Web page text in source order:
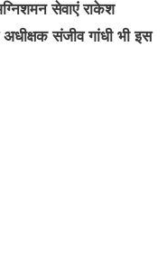
सेवाएं राकेश
संजीव गांधी भी इस